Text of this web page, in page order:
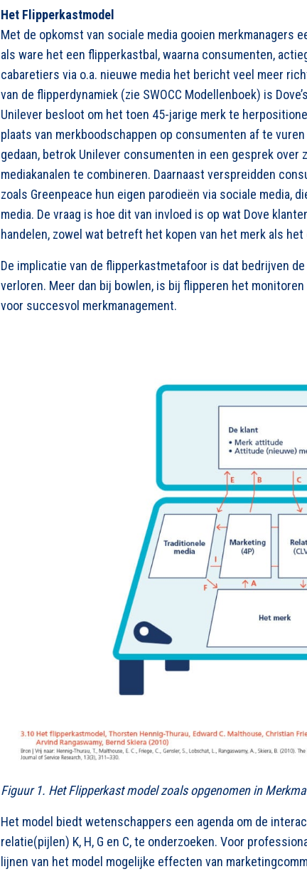
Het Flipperkastmodel
Met de opkomst van sociale media gooien merkmanagers
als ware het een flipperkastbal, waarna consumenten,
cabaretiers via o.a. nieuwe media het bericht veel meer
van de flipperdynamiek (zie SWOCC Modellenboek) is
Unilever besloot om het toen 45-jarige merk te
plaats van merkboodschappen op consumenten af te
gedaan, betrok Unilever consumenten in een gesprek
mediakanalen te combineren. Daarnaast verspreidden
zoals Greenpeace hun eigen parodieën via sociale media,
media. De vraag is hoe dit van invloed is op wat Dove
handelen, zowel wat betreft het kopen van het merk als
De implicatie van de flipperkastmetafoor is dat bedrijven
verloren. Meer dan bij bowlen, is bij flipperen het
voor succesvol merkmanagement.
Figuur 1. Het Flipperkast model zoals opgenomen in
Het model biedt wetenschappers een agenda om de
relatie(pijlen) K, H, G en C, te onderzoeken. Voor
lijnen van het model mogelijke effecten van